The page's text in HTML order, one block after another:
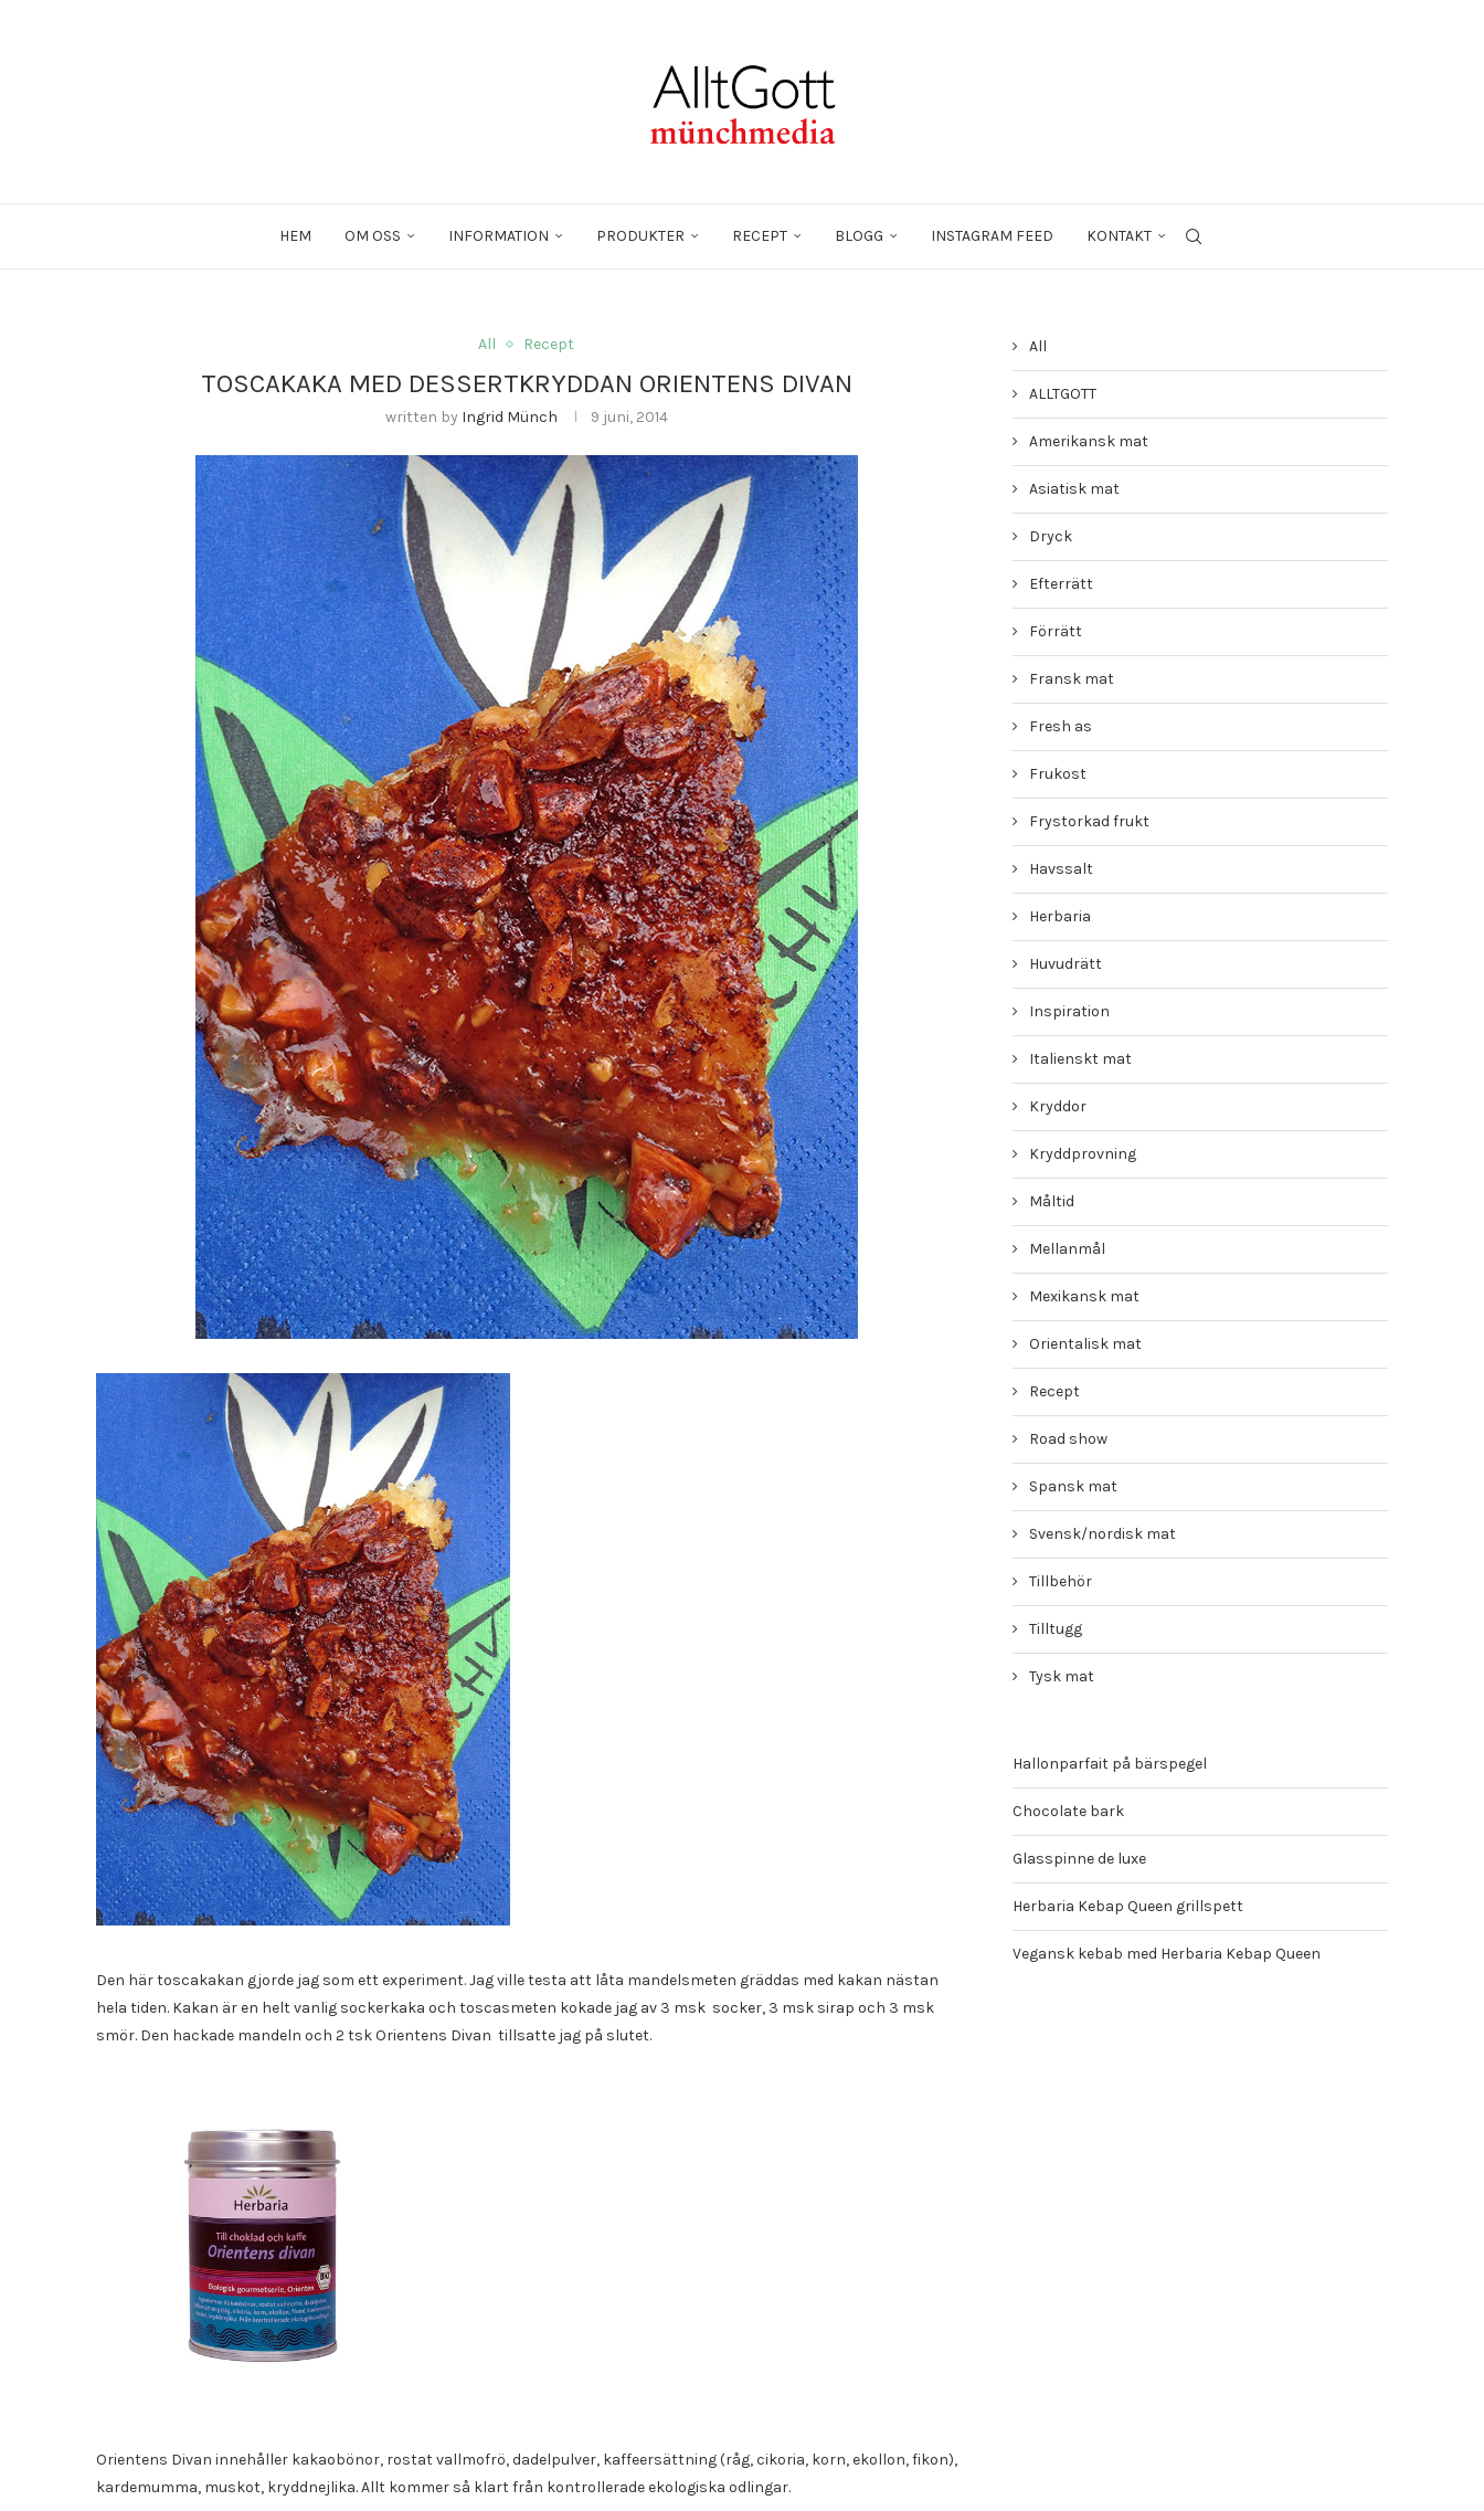
HEM OM OSS INFORMATION PRODUKTER RECEPT BLOGG INSTAGRAM FEED KONTAKT
All Recept
TOSCAKAKA MED DESSERTKRYDDAN ORIENTENS DIVAN
written by Ingrid Münch 9 juni, 2014
Den här toscakakan gjorde jag som ett experiment. Jag ville testa att låta mandelsmeten gräddas med kakan nästan
hela tiden. Kakan är en helt vanlig sockerkaka och toscasmeten kokade jag av 3 msk socker, 3 msk sirap och 3 msk
smör. Den hackade mandeln och 2 tsk Orientens Divan tillsatte jag på slutet.
Orientens Divan innehåller kakaobönor, rostat vallmofrö, dadelpulver, kaffeersättning (råg, cikoria, korn, ekollon, fikon),
kardemumma, muskot, kryddnejlika. Allt kommer så klart från kontrollerade ekologiska odlingar.
All
ALLTGOTT
Amerikansk mat
Asiatisk mat
Dryck
Efterrätt
Förrätt
Fransk mat
Fresh as
Frukost
Frystorkad frukt
Havssalt
Herbaria
Huvudrätt
Inspiration
Italienskt mat
Kryddor
Kryddprovning
Måltid
Mellanmål
Mexikansk mat
Orientalisk mat
Recept
Road show
Spansk mat
Svensk/nordisk mat
Tillbehör
Tilltugg
Tysk mat
Hallonparfait på bärspegel
Chocolate bark
Glasspinne de luxe
Herbaria Kebap Queen grillspett
Vegansk kebab med Herbaria Kebap Queen